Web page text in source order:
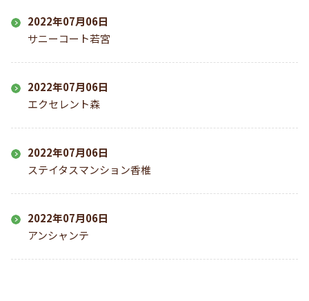
2022年07月06日
サニーコート若宮
2022年07月06日
エクセレント森
2022年07月06日
ステイタスマンション香椎
2022年07月06日
アンシャンテ